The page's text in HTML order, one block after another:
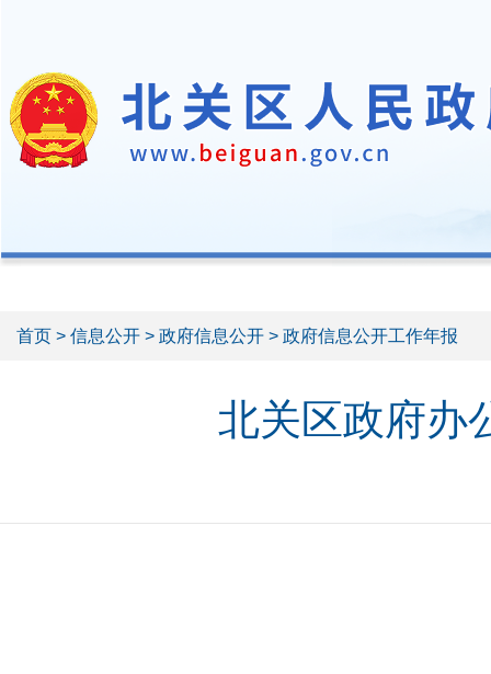
首页 > 信息公开 > 政府信息公开 > 政府信息公开工作年报
北关区政府办